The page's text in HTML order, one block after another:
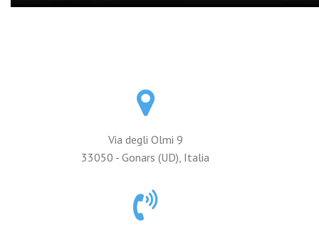
Via degli Olmi 9
33050 - Gonars (UD), Italia